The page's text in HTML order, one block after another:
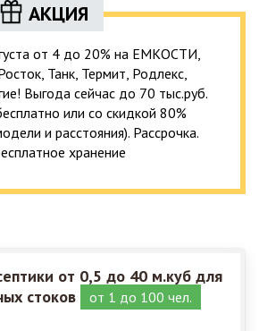
АКЦИЯ
от 4 до 20% на ЕМКОСТИ,
Танк, Термит, Родлекс,
Выгода сейчас до 70 тыс.руб.
или со скидкой 80%
и расстояния). Рассрочка.
хранение
от 0,5 до 40 м.куб для
стоков
от 1 до 100 чел.